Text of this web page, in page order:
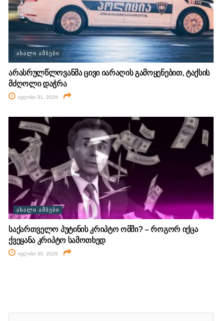
ᲐᲮᲐᲚᲘ ᲐᲛᲑᲔᲑᲘ
არასრულწლოვანმა ცივი იარაღის გამოყენებით, ტაქსის
მძღოლი დაჭრა
ივლისი 31, 2026
ᲐᲮᲐᲚᲘ ᲐᲛᲑᲔᲑᲘ
საქართველო პუტინის კრიპტო ომში? – როგორ იქცა
ქვეყანა კრიპტო სამოთხედ
ივლისი 30, 2026